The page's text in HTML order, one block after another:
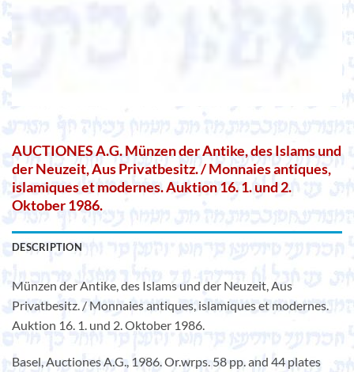
AUCTIONES A.G. Münzen der Antike, des Islams und
der Neuzeit, Aus Privatbesitz. / Monnaies antiques,
islamiques et modernes. Auktion 16. 1. und 2.
Oktober 1986.
DESCRIPTION
Münzen der Antike, des Islams und der Neuzeit, Aus
Privatbesitz. / Monnaies antiques, islamiques et modernes.
Auktion 16. 1. und 2. Oktober 1986.
Basel, Auctiones A.G., 1986. Or.wrps. 58 pp. and 44 plates